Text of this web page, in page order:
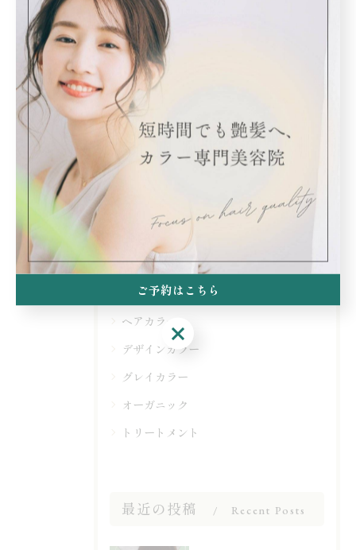
< 前のページ 一覧に戻る
関連タグ
#世田谷
カテゴリー
全てのカテゴリー
ヘアカラー
デザインカラー
グレイカラー
オーガニック
トリートメント
最近の投稿 Recent Posts
ご予約はこちら
ご予約はこちら